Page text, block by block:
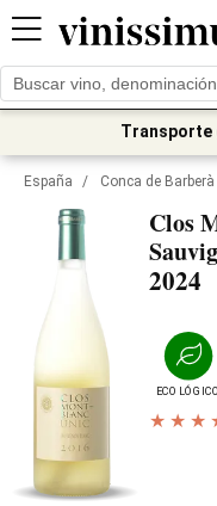
Transporte
España / Conca de Barberà
Clos
2024
ECOLÓGICO